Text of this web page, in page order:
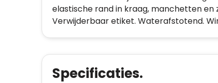
elastische rand in kraag, manchetten
Verwijderbaar etiket. Waterafstotend.
Specificaties.